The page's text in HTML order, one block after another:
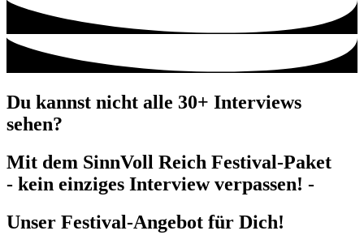
Du kannst nicht alle 30+ Interviews
sehen?
Mit dem SinnVoll Reich Festival-Paket
- kein einziges Interview verpassen! -
Unser Festival-Angebot für Dich!